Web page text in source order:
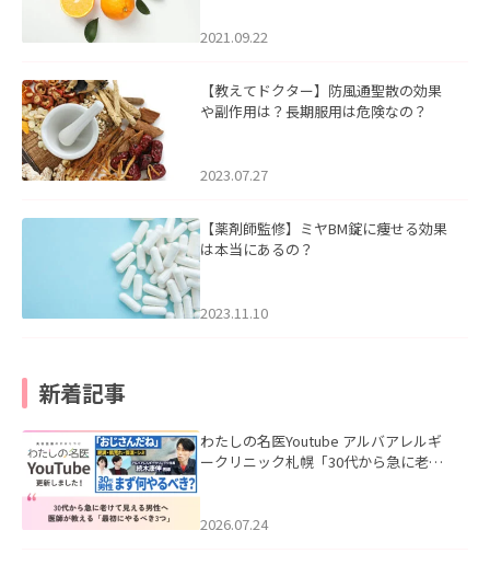
2021.09.22
【教えてドクター】防風通聖散の効果
や副作用は？長期服用は危険なの？
2023.07.27
【薬剤師監修】ミヤBM錠に痩せる効果
は本当にあるの？
2023.11.10
新着記事
わたしの名医Youtube アルバアレルギ
ークリニック札幌「30代から急に老け
た。
2026.07.24